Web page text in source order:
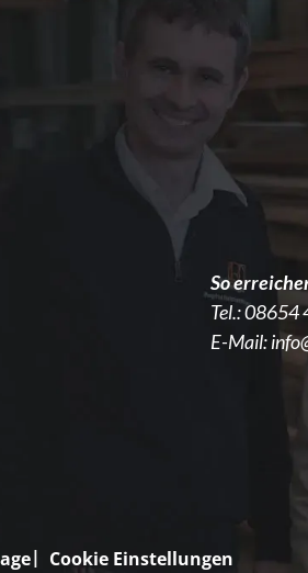
So
Tel.:08654
E-Mail:
Cookie Einstellungen